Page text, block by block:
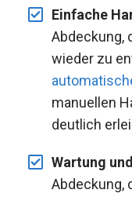
Einfache
Abdeckung,
wieder zu
manuellen
deutlich
Wartung
Abdeckung,